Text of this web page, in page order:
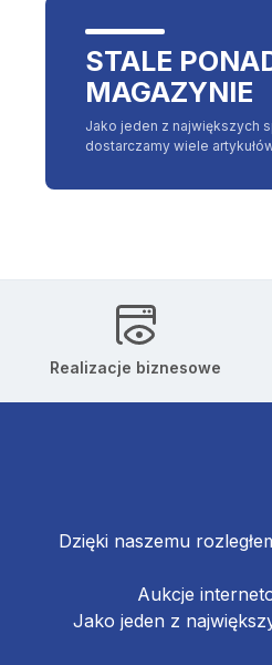
STALE
MAGAZYNIE
Jako jeden z największych
dostarczamy wiele
Realizacje biznesowe
Dzięki naszemu
Aukcje
Jako jeden z